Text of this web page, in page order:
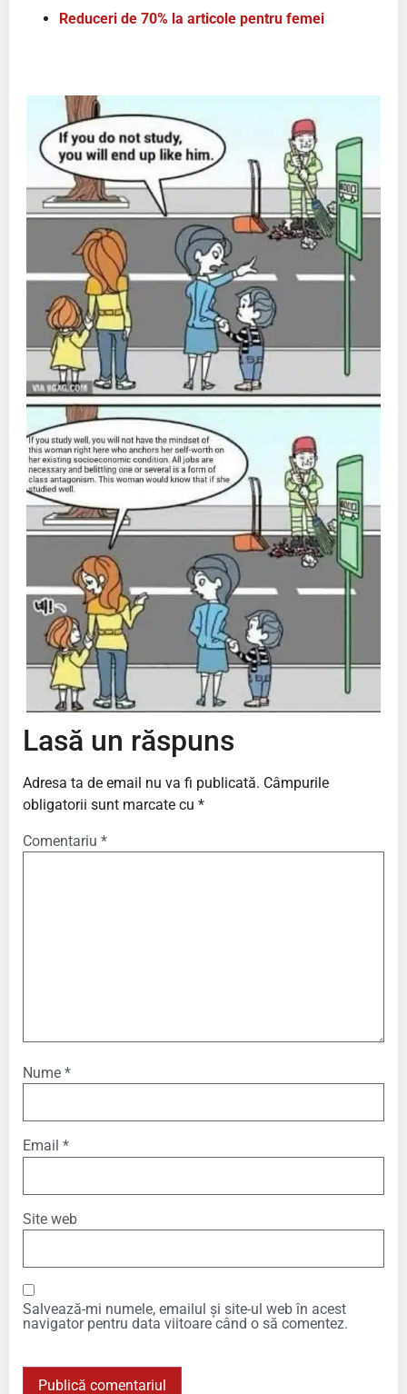
Reduceri de 70% la articole pentru femei
Lasă un răspuns
Adresa ta de email nu va fi publicată. Câmpurile
obligatorii sunt marcate cu *
Comentariu *
Nume *
Email *
Site web
Salvează-mi numele, emailul și site-ul web în acest
navigator pentru data viitoare când o să comentez.